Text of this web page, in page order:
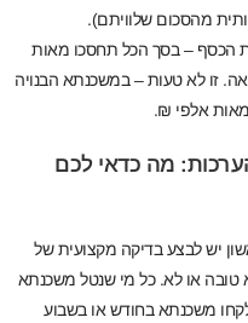
מהסכום שלוויתם).
הכסף – בסך הכל תחסכו מאות
זו לא טעות – במשכנתא הבנויה
אלפי ₪.
מה כדאי לכם
יש לבצע בדיקה מקצועית של
או לא. כל מי שנטל משכנתא
שלקחו משכנתא בחודש או בשבוע